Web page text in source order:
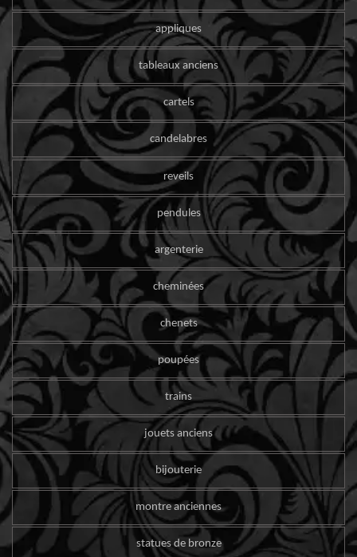
appliques
tableaux anciens
cartels
candelabres
reveils
pendules
argenterie
cheminées
chenets
poupées
trains
jouets anciens
bijouterie
montre anciennes
statues de bronze